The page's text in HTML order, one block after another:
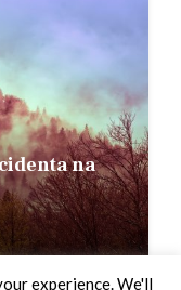
na
experience. We'll